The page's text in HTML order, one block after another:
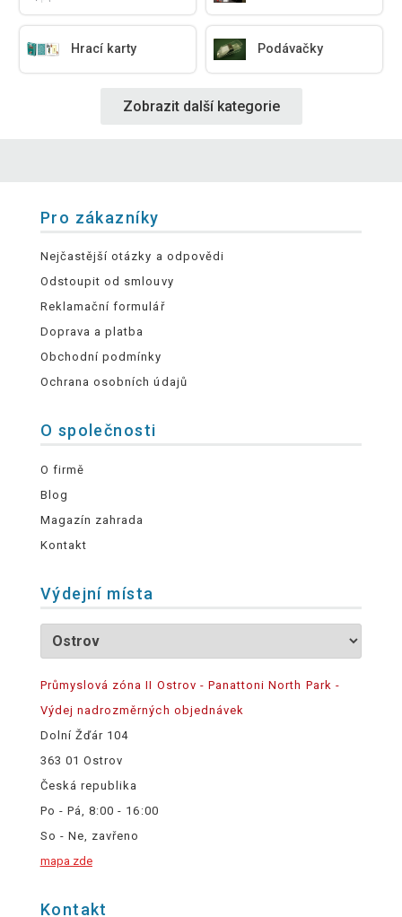
Hrací karty Podávačky
Zobrazit další kategorie
Pro zákazníky
Nejčastější otázky a odpovědi
Odstoupit od smlouvy
Reklamační formulář
Doprava a platba
Obchodní podmínky
Ochrana osobních údajů
O společnosti
O firmě
Blog
Magazín zahrada
Kontakt
Výdejní místa
Průmyslová zóna II Ostrov - Panattoni North Park -
Výdej nadrozměrných objednávek
Dolní Žďár 104
363 01 Ostrov
Česká republika
Po - Pá, 8:00 - 16:00
So - Ne, zavřeno
mapa zde
Kontakt